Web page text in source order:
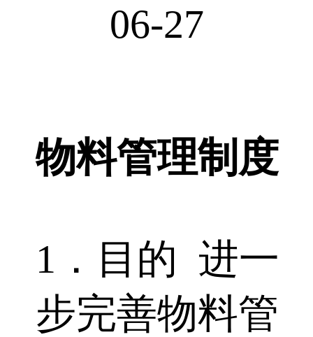
06-27
物料管理制度
1．目的 进一
步完善物料管